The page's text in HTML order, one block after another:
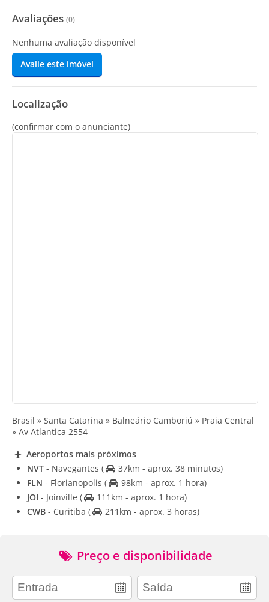
Avaliações (0)
Nenhuma avaliação disponível
Avalie este imóvel
Localização
(confirmar com o anunciante)
Brasil » Santa Catarina » Balneário Camboriú » Praia Central
» Av Atlantica 2554
Aeroportos mais próximos
NVT - Navegantes (
37km - aprox. 38 minutos)
FLN - Florianopolis (
98km - aprox. 1 hora)
JOI - Joinville (
111km - aprox. 1 hora)
CWB - Curitiba ( 211km - aprox. 3 horas)
Preço e disponibilidade